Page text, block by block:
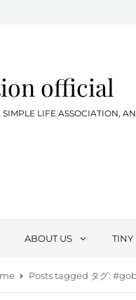
official
LIFE ASSOCIATION,
ABOUT US TINY
Posts tagged タグ: